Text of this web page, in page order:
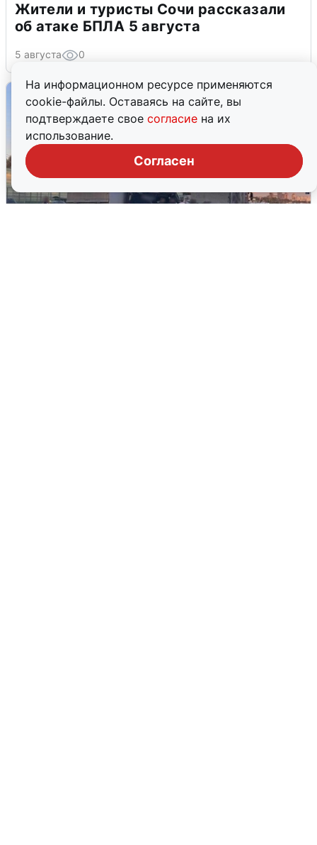
На информационном ресурсе применяются
cookie-файлы. Оставаясь на сайте, вы
подтверждаете свое согласие на их
использование.
Согласен
Жители и туристы Сочи рассказали
об атаке БПЛА 5 августа
5 августа 0